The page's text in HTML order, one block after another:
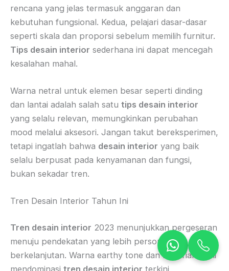
rencana yang jelas termasuk anggaran dan
kebutuhan fungsional. Kedua, pelajari dasar-dasar
seperti skala dan proporsi sebelum memilih furnitur.
Tips desain interior sederhana ini dapat mencegah
kesalahan mahal.
Warna netral untuk elemen besar seperti dinding
dan lantai adalah salah satu tips desain interior
yang selalu relevan, memungkinkan perubahan
mood melalui aksesori. Jangan takut bereksperimen,
tetapi ingatlah bahwa desain interior yang baik
selalu berpusat pada kenyamanan dan fungsi,
bukan sekadar tren.
Tren Desain Interior Tahun Ini
Tren desain interior 2023 menunjukkan pergeseran
menuju pendekatan yang lebih personal dan
berkelanjutan. Warna earthy tone dan material alami
mendominasi tren desain interior terkini,